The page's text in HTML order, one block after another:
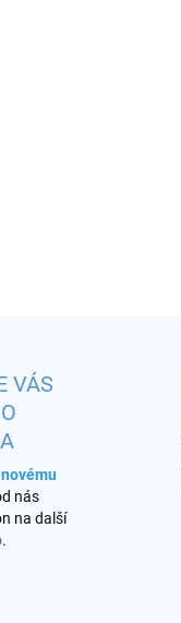
VÁS
nás
na další
.